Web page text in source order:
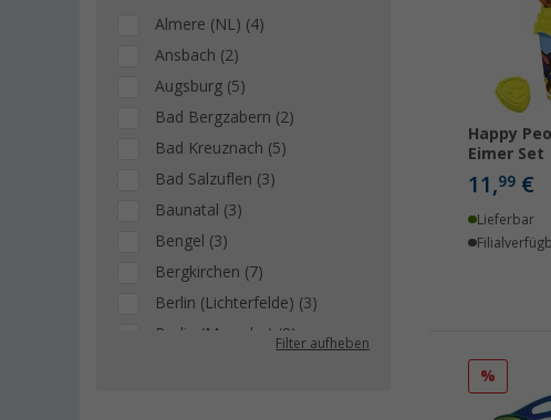
Almere (NL) (4)
Ansbach (2)
Augsburg (5)
Bad Bergzabern (2)
Bad Kreuznach (5)
Bad Salzuflen (3)
Baunatal (3)
Bengel (3)
Bergkirchen (7)
Berlin (Lichterfelde) (3)
Berlin (Marzahn) (8)
Filter aufheben
Happy
Eimer Set
11,99 €
Lieferbar
%